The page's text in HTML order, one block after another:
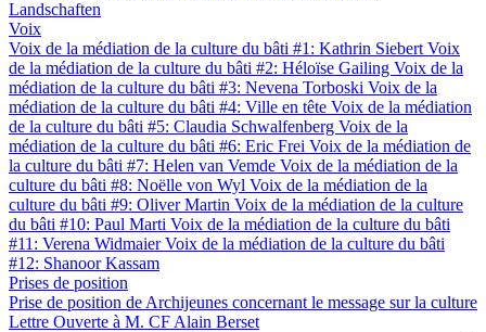
Landschaften
Voix
Voix de la médiation de la culture du bâti #1: Kathrin Siebert Voix
de la médiation de la culture du bâti #2: Héloïse Gailing Voix de la
médiation de la culture du bâti #3: Nevena Torboski Voix de la
médiation de la culture du bâti #4: Ville en tête Voix de la médiation
de la culture du bâti #5: Claudia Schwalfenberg Voix de la
médiation de la culture du bâti #6: Eric Frei Voix de la médiation de
la culture du bâti #7: Helen van Vemde Voix de la médiation de la
culture du bâti #8: Noëlle von Wyl Voix de la médiation de la
culture du bâti #9: Oliver Martin Voix de la médiation de la culture
du bâti #10: Paul Marti Voix de la médiation de la culture du bâti
#11: Verena WidmaierVoix de la médiation de la culture du bâti
#12: Shanoor Kassam
Prises de position
Prise de position de Archijeunes concernant le message sur la culture
Lettre Ouverte à M. CF Alain Berset